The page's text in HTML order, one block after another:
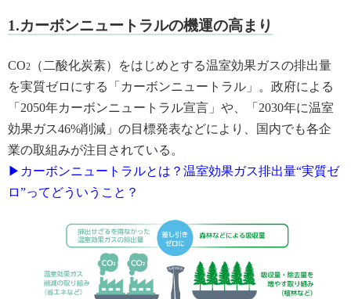
1.カーボンニュートラルの機運の高まり
CO2
（二酸化炭素）をはじめとする温室効果ガスの排出量
を実質ゼロにする「カーボンニュートラル」。政府による
「2050年カーボンニュートラル宣言」や、「2030年に温室
効果ガス46%削減」の目標発表などにより、国内でも各企
業の取組みが注目されている。
▶カーボンニュートラルとは？温室効果ガス排出量“実質ゼ
ロ”ってどういうこと？